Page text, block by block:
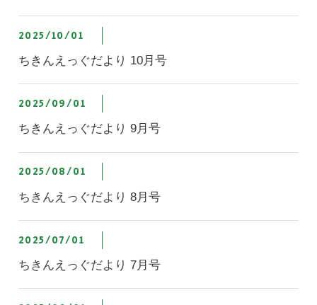
2025/10/01
ちきんえっぐだより 10月号
2025/09/01
ちきんえっぐだより 9月号
2025/08/01
ちきんえっぐだより 8月号
2025/07/01
ちきんえっぐだより 7月号